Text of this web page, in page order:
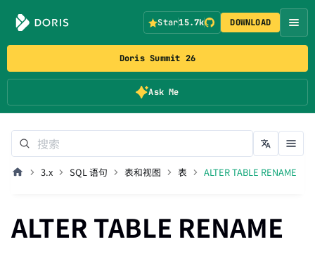
Doris Summit 26
Ask Me
Star15.7k DOWNLOAD
3.x SQL 语句 表和视图 表 ALTER TABLE RENAME
ALTER TABLE RENAME